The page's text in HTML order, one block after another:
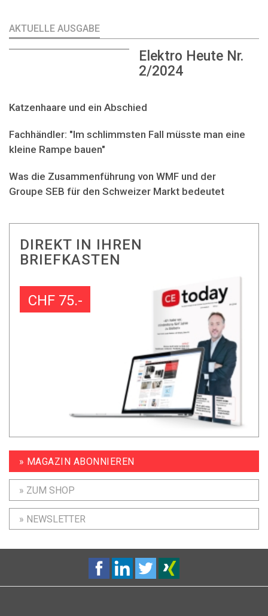
AKTUELLE AUSGABE
Elektro Heute Nr.
2/2024
Katzenhaare und ein Abschied
Fachhändler: "Im schlimmsten Fall müsste man eine
kleine Rampe bauen"
Was die Zusammenführung von WMF und der
Groupe SEB für den Schweizer Markt bedeutet
DIREKT IN IHREN
BRIEFKASTEN
CHF 75.-
» MAGAZIN ABONNIEREN
» ZUM SHOP
» NEWSLETTER